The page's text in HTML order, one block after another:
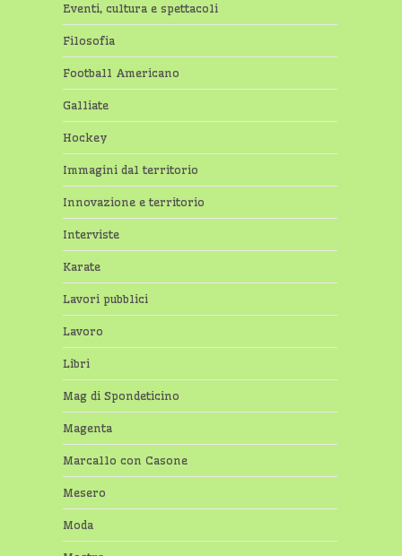
Eventi, cultura e spettacoli
Filosofia
Football Americano
Galliate
Hockey
Immagini dal territorio
Innovazione e territorio
Interviste
Karate
Lavori pubblici
Lavoro
Libri
Mag di Spondeticino
Magenta
Marcallo con Casone
Mesero
Moda